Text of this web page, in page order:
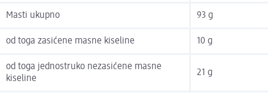
Masti ukupno 93 g
od toga zasićene masne kiseline 10 g
od toga jednostruko nezasićene masne
kiseline
21 g